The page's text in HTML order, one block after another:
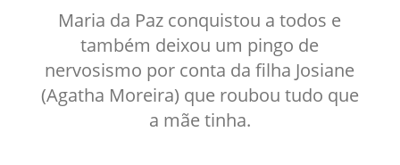
Maria da Paz conquistou a todos e
também deixou um pingo de
nervosismo por conta da filha Josiane
(Agatha Moreira) que roubou tudo que
a mãe tinha.